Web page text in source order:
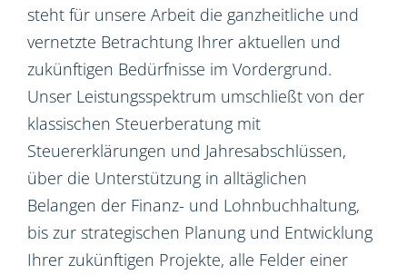
steht für unsere Arbeit die ganzheitliche und
vernetzte Betrachtung Ihrer aktuellen und
zukünftigen Bedürfnisse im Vordergrund.
Unser Leistungsspektrum umschließt von der
klassischen Steuerberatung mit
Steuererklärungen und Jahresabschlüssen,
über die Unterstützung in alltäglichen
Belangen der Finanz- und Lohnbuchhaltung,
bis zur strategischen Planung und Entwicklung
Ihrer zukünftigen Projekte, alle Felder einer